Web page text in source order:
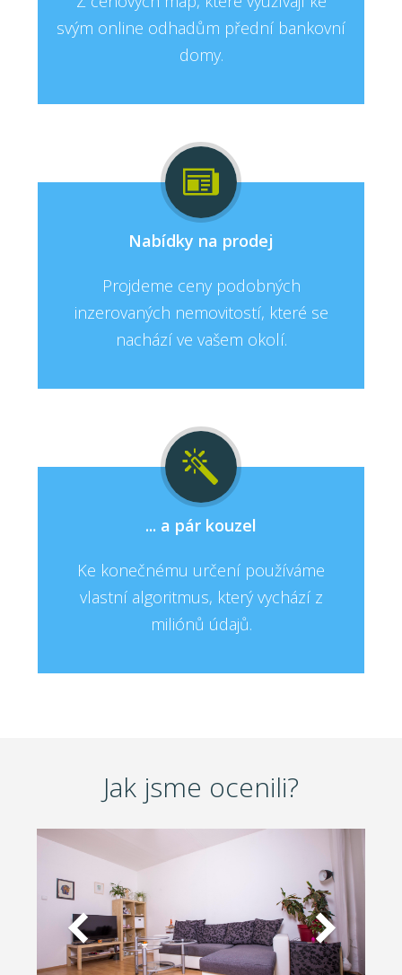
svým online odhadům přední bankovní
domy.
Nabídky na prodej
Projdeme ceny podobných
inzerovaných nemovitostí, které se
nachází ve vašem okolí.
... a pár kouzel
Ke konečnému určení používáme
vlastní algoritmus, který vychází z
miliónů údajů.
Jak jsme ocenili?